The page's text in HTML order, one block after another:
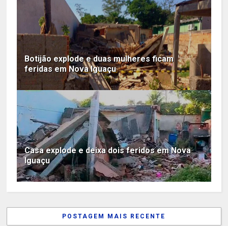
Botijão explode e duas mulheres ficam
feridas em Nova Iguaçu
Casa explode e deixa dois feridos em Nova
Iguaçu
POSTAGEM MAIS RECENTE